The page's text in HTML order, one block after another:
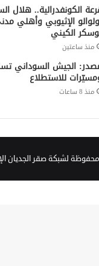
الكونفدرالية.. هلال
الإثيوبي وأهلي
الكيني
منذ ساعتين
الجيش السوداني
للاستطلاع
منذ 8 ساعات
لشبكة صقر الجديان